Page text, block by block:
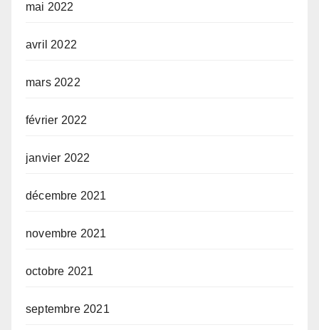
mai 2022
avril 2022
mars 2022
février 2022
janvier 2022
décembre 2021
novembre 2021
octobre 2021
septembre 2021